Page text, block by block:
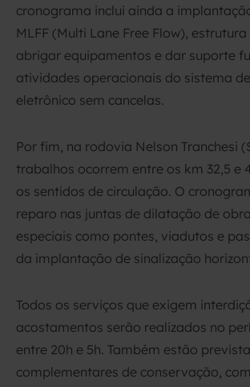
cronograma inclui ainda a
MLFF (Multi Lane Free Flow),
abrigar equipamentos e dar suporte
atividades operacionais do sistema
eletrônico sem cancelas.
Por fim, na rodovia Nelson Tranchesi
trabalhos ocorrem entre os km 32,5 e
os sentidos de circulação. O
reparo nas juntas de dilatação de
especiais como pontes, viadutos e
da implantação de sinalização
Todos os serviços que exigem
acostamentos serão realizados no
entre 20h e 5h. Também estão
complementares de conservação,